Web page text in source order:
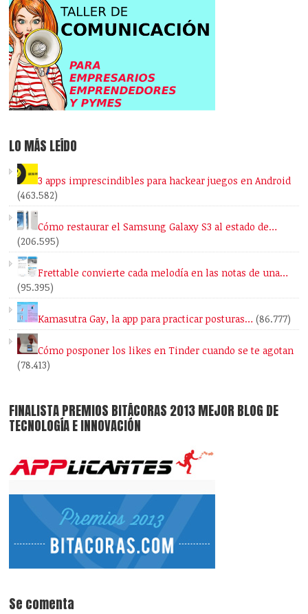
LO MÁS LEÍDO
3 apps imprescindibles para hackear juegos en Android
(463.582)
Cómo restaurar el Samsung Galaxy S3 al estado de…
(206.595)
Frettable convierte cada melodía en las notas de una…
(95.395)
Kamasutra Gay, la app para practicar posturas… (86.777)
Cómo posponer los likes en Tinder cuando se te agotan
(78.413)
FINALISTA PREMIOS BITÁCORAS 2013 MEJOR BLOG DE
TECNOLOGÍA E INNOVACIÓN
Se comenta